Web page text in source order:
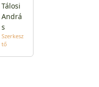
Tálosi
Andrá
s
Szerkesz
tő